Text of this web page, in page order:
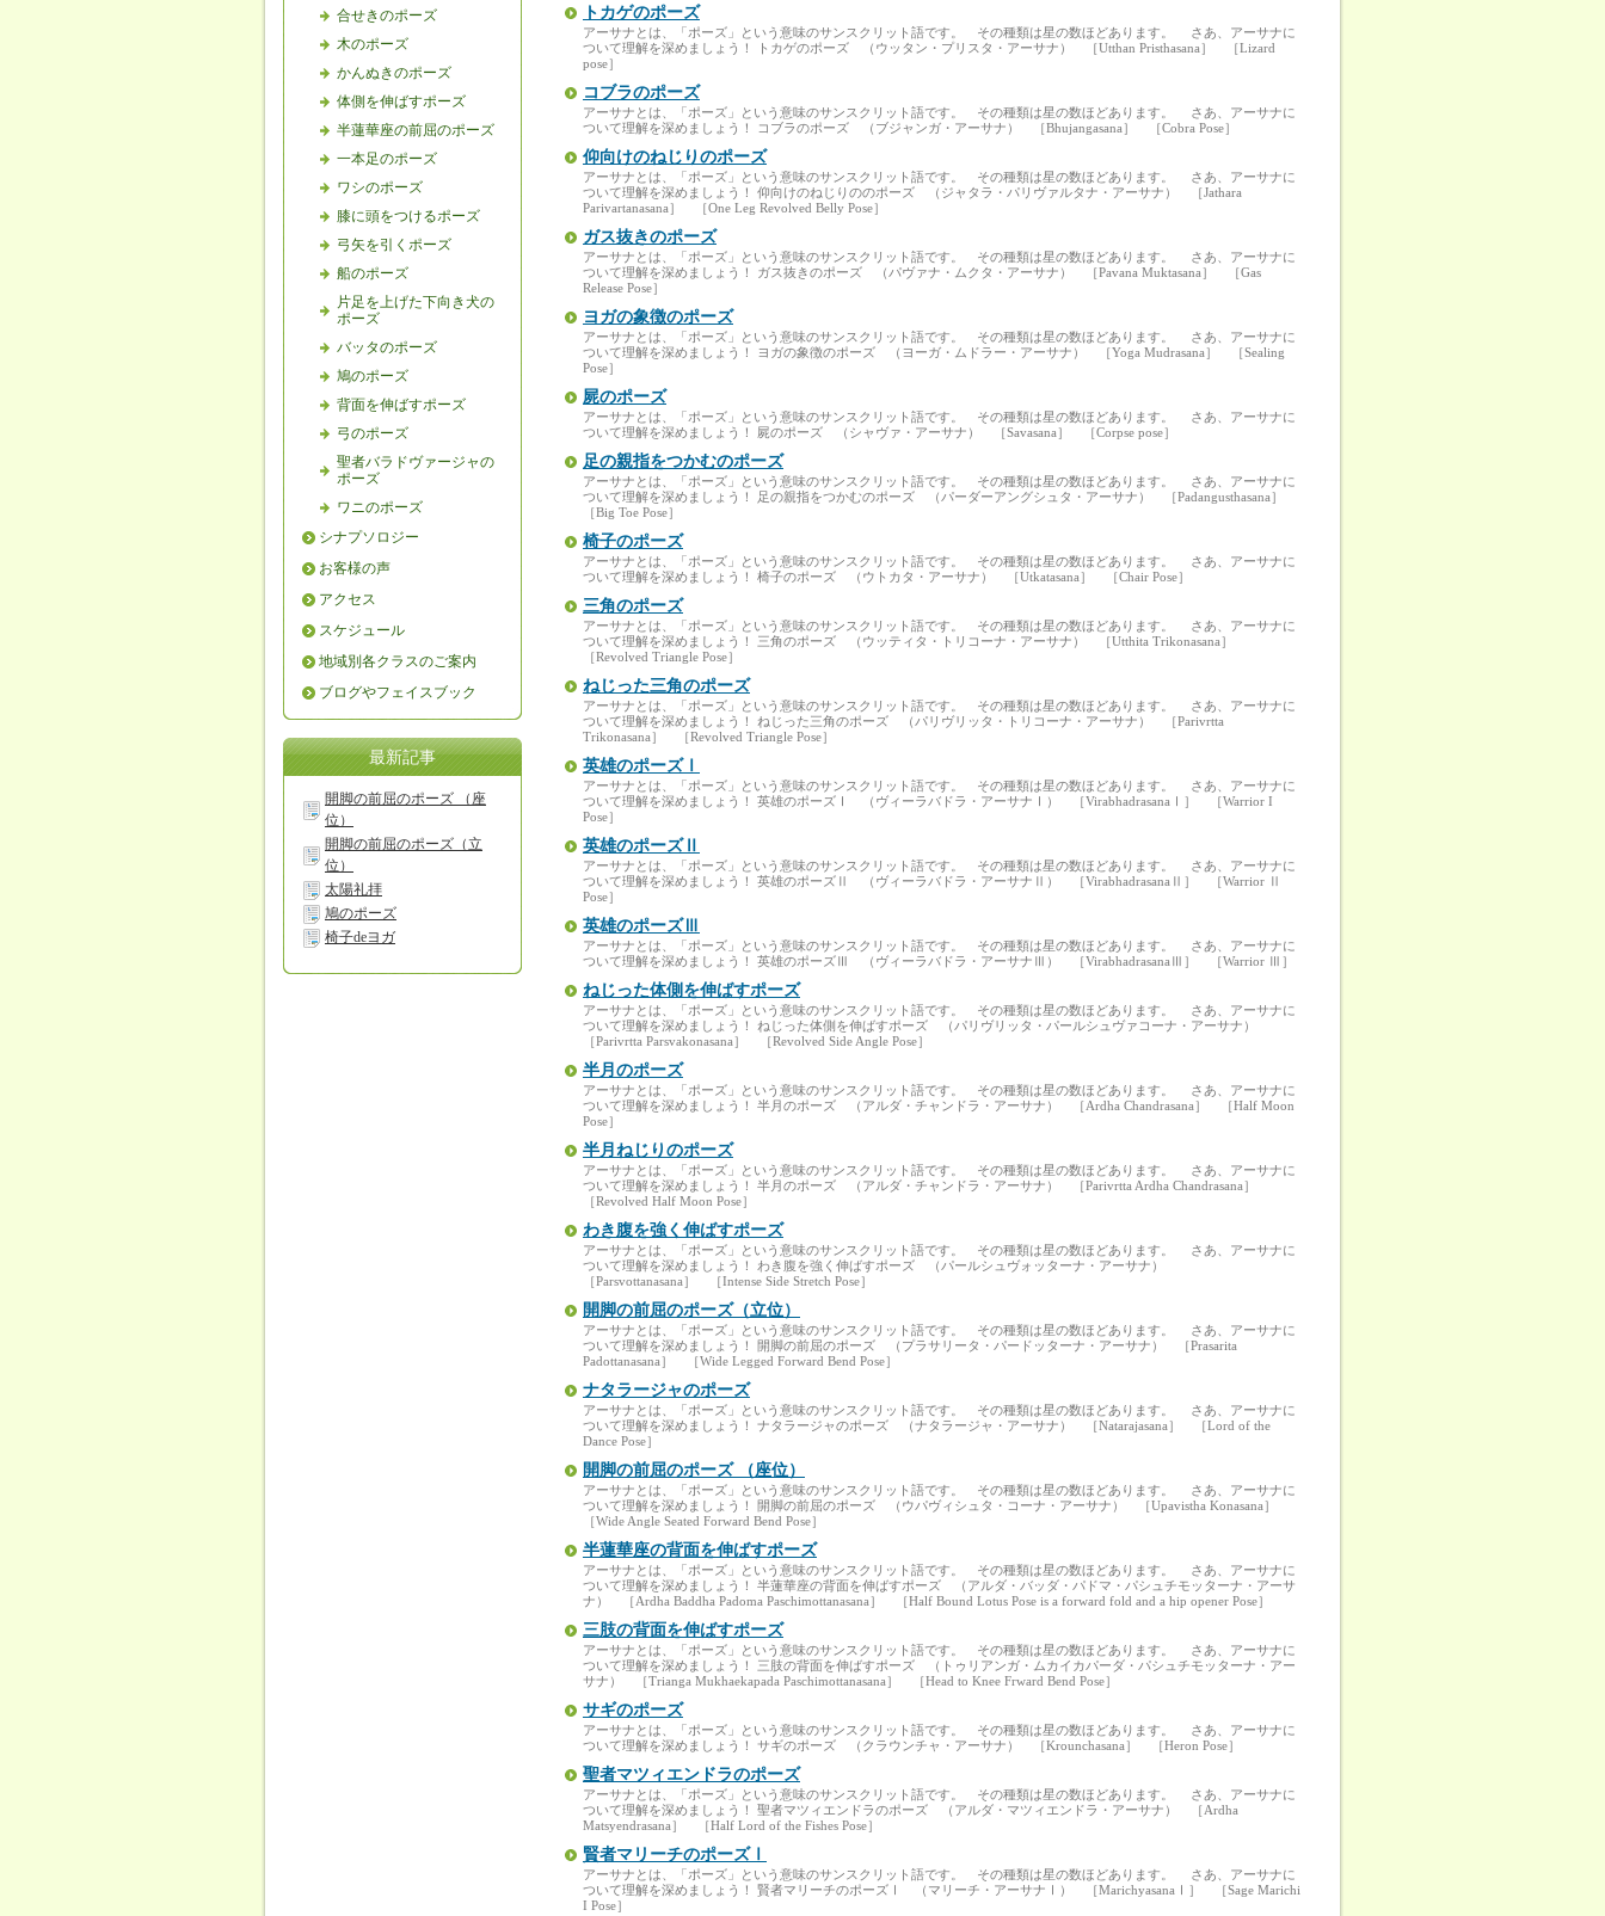
トカゲのポーズ
アーサナとは、「ポーズ」という意味のサンスクリット語です。 その種類は星の数ほどあります。 さあ、アーサナに
ついて理解を深めましょう！ トカゲのポーズ （ウッタン・プリスタ・アーサナ） ［Utthan Pristhasana］ ［Lizard
pose］
コブラのポーズ
アーサナとは、「ポーズ」という意味のサンスクリット語です。 その種類は星の数ほどあります。 さあ、アーサナに
ついて理解を深めましょう！ コブラのポーズ （ブジャンガ・アーサナ） ［Bhujangasana］ ［Cobra Pose］
仰向けのねじりのポーズ
アーサナとは、「ポーズ」という意味のサンスクリット語です。 その種類は星の数ほどあります。 さあ、アーサナに
ついて理解を深めましょう！ 仰向けのねじりののポーズ （ジャタラ・パリヴァルタナ・アーサナ） ［Jathara
Parivartanasana］ ［One Leg Revolved Belly Pose］
ガス抜きのポーズ
アーサナとは、「ポーズ」という意味のサンスクリット語です。 その種類は星の数ほどあります。 さあ、アーサナに
ついて理解を深めましょう！ ガス抜きのポーズ （パヴァナ・ムクタ・アーサナ） ［Pavana Muktasana］ ［Gas
Release Pose］
ヨガの象徴のポーズ
アーサナとは、「ポーズ」という意味のサンスクリット語です。 その種類は星の数ほどあります。 さあ、アーサナに
ついて理解を深めましょう！ ヨガの象徴のポーズ （ヨーガ・ムドラー・アーサナ） ［Yoga Mudrasana］ ［Sealing
Pose］
屍のポーズ
アーサナとは、「ポーズ」という意味のサンスクリット語です。 その種類は星の数ほどあります。 さあ、アーサナに
ついて理解を深めましょう！ 屍のポーズ （シャヴァ・アーサナ） ［Savasana］ ［Corpse pose］
足の親指をつかむのポーズ
アーサナとは、「ポーズ」という意味のサンスクリット語です。 その種類は星の数ほどあります。 さあ、アーサナに
ついて理解を深めましょう！ 足の親指をつかむのポーズ （パーダーアングシュタ・アーサナ） ［Padangusthasana］
［Big Toe Pose］
椅子のポーズ
アーサナとは、「ポーズ」という意味のサンスクリット語です。 その種類は星の数ほどあります。 さあ、アーサナに
ついて理解を深めましょう！ 椅子のポーズ （ウトカタ・アーサナ） ［Utkatasana］ ［Chair Pose］
三角のポーズ
アーサナとは、「ポーズ」という意味のサンスクリット語です。 その種類は星の数ほどあります。 さあ、アーサナに
ついて理解を深めましょう！ 三角のポーズ （ウッティタ・トリコーナ・アーサナ） ［Utthita Trikonasana］
［Revolved Triangle Pose］
ねじった三角のポーズ
アーサナとは、「ポーズ」という意味のサンスクリット語です。 その種類は星の数ほどあります。 さあ、アーサナに
ついて理解を深めましょう！ ねじった三角のポーズ （パリヴリッタ・トリコーナ・アーサナ） ［Parivrtta
Trikonasana］ ［Revolved Triangle Pose］
英雄のポーズⅠ
アーサナとは、「ポーズ」という意味のサンスクリット語です。 その種類は星の数ほどあります。 さあ、アーサナに
ついて理解を深めましょう！ 英雄のポーズⅠ （ヴィーラバドラ・アーサナⅠ） ［VirabhadrasanaⅠ］ ［Warrior I
Pose］
英雄のポーズⅡ
アーサナとは、「ポーズ」という意味のサンスクリット語です。 その種類は星の数ほどあります。 さあ、アーサナに
ついて理解を深めましょう！ 英雄のポーズⅡ （ヴィーラバドラ・アーサナⅡ） ［VirabhadrasanaⅡ］ ［Warrior Ⅱ
Pose］
英雄のポーズⅢ
アーサナとは、「ポーズ」という意味のサンスクリット語です。 その種類は星の数ほどあります。 さあ、アーサナに
ついて理解を深めましょう！ 英雄のポーズⅢ （ヴィーラバドラ・アーサナⅢ） ［VirabhadrasanaⅢ］ ［Warrior Ⅲ］
ねじった体側を伸ばすポーズ
アーサナとは、「ポーズ」という意味のサンスクリット語です。 その種類は星の数ほどあります。 さあ、アーサナに
ついて理解を深めましょう！ ねじった体側を伸ばすポーズ （パリヴリッタ・パールシュヴァコーナ・アーサナ）
［Parivrtta Parsvakonasana］ ［Revolved Side Angle Pose］
半月のポーズ
アーサナとは、「ポーズ」という意味のサンスクリット語です。 その種類は星の数ほどあります。 さあ、アーサナに
ついて理解を深めましょう！ 半月のポーズ （アルダ・チャンドラ・アーサナ） ［Ardha Chandrasana］ ［Half Moon
Pose］
半月ねじりのポーズ
アーサナとは、「ポーズ」という意味のサンスクリット語です。 その種類は星の数ほどあります。 さあ、アーサナに
ついて理解を深めましょう！ 半月のポーズ （アルダ・チャンドラ・アーサナ） ［Parivrtta Ardha Chandrasana］
［Revolved Half Moon Pose］
わき腹を強く伸ばすポーズ
アーサナとは、「ポーズ」という意味のサンスクリット語です。 その種類は星の数ほどあります。 さあ、アーサナに
ついて理解を深めましょう！ わき腹を強く伸ばすポーズ （パールシュヴォッターナ・アーサナ）
［Parsvottanasana］ ［Intense Side Stretch Pose］
開脚の前屈のポーズ（立位）
アーサナとは、「ポーズ」という意味のサンスクリット語です。 その種類は星の数ほどあります。 さあ、アーサナに
ついて理解を深めましょう！ 開脚の前屈のポーズ （プラサリータ・パードッターナ・アーサナ） ［Prasarita
Padottanasana］ ［Wide Legged Forward Bend Pose］
ナタラージャのポーズ
アーサナとは、「ポーズ」という意味のサンスクリット語です。 その種類は星の数ほどあります。 さあ、アーサナに
ついて理解を深めましょう！ ナタラージャのポーズ （ナタラージャ・アーサナ） ［Natarajasana］ ［Lord of the
Dance Pose］
開脚の前屈のポーズ （座位）
アーサナとは、「ポーズ」という意味のサンスクリット語です。 その種類は星の数ほどあります。 さあ、アーサナに
ついて理解を深めましょう！ 開脚の前屈のポーズ （ウパヴィシュタ・コーナ・アーサナ） ［Upavistha Konasana］
［Wide Angle Seated Forward Bend Pose］
半蓮華座の背面を伸ばすポーズ
アーサナとは、「ポーズ」という意味のサンスクリット語です。 その種類は星の数ほどあります。 さあ、アーサナに
ついて理解を深めましょう！ 半蓮華座の背面を伸ばすポーズ （アルダ・バッダ・パドマ・パシュチモッターナ・アーサ
ナ） ［Ardha Baddha Padoma Paschimottanasana］ ［Half Bound Lotus Pose is a forward fold and a hip opener Pose］
三肢の背面を伸ばすポーズ
アーサナとは、「ポーズ」という意味のサンスクリット語です。 その種類は星の数ほどあります。 さあ、アーサナに
ついて理解を深めましょう！ 三肢の背面を伸ばすポーズ （トゥリアンガ・ムカイカパーダ・パシュチモッターナ・アー
サナ） ［Trianga Mukhaekapada Paschimottanasana］ ［Head to Knee Frward Bend Pose］
サギのポーズ
アーサナとは、「ポーズ」という意味のサンスクリット語です。 その種類は星の数ほどあります。 さあ、アーサナに
ついて理解を深めましょう！ サギのポーズ （クラウンチャ・アーサナ） ［Krounchasana］ ［Heron Pose］
聖者マツィエンドラのポーズ
アーサナとは、「ポーズ」という意味のサンスクリット語です。 その種類は星の数ほどあります。 さあ、アーサナに
ついて理解を深めましょう！ 聖者マツィエンドラのポーズ （アルダ・マツィエンドラ・アーサナ） ［Ardha
Matsyendrasana］ ［Half Lord of the Fishes Pose］
賢者マリーチのポーズⅠ
アーサナとは、「ポーズ」という意味のサンスクリット語です。 その種類は星の数ほどあります。 さあ、アーサナに
ついて理解を深めましょう！ 賢者マリーチのポーズⅠ （マリーチ・アーサナⅠ） ［MarichyasanaⅠ］ ［Sage Marichi
I Pose］
合せきのポーズ
木のポーズ
かんぬきのポーズ
体側を伸ばすポーズ
半蓮華座の前屈のポーズ
一本足のポーズ
ワシのポーズ
膝に頭をつけるポーズ
弓矢を引くポーズ
船のポーズ
片足を上げた下向き犬の
ポーズ
バッタのポーズ
鳩のポーズ
背面を伸ばすポーズ
弓のポーズ
聖者バラドヴァージャの
ポーズ
ワニのポーズ
シナプソロジー
お客様の声
アクセス
スケジュール
地域別各クラスのご案内
ブログやフェイスブック
最新記事
開脚の前屈のポーズ （座
位）
開脚の前屈のポーズ（立
位）
太陽礼拝
鳩のポーズ
椅子deヨガ